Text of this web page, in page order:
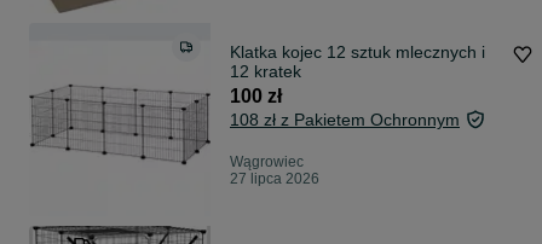
Klatka kojec 12 sztuk mlecznych i
12 kratek
100 zł
108 zł z Pakietem Ochronnym
Wągrowiec
27 lipca 2026